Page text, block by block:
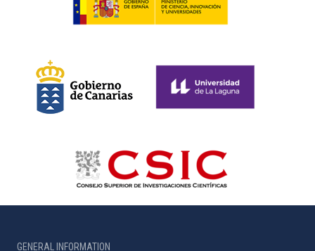
GENERAL INFORMATION